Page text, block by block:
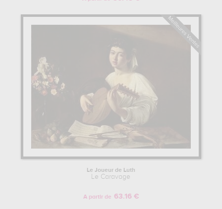
Le Joueur de Luth
Le Caravage
A partir de 63.16 €